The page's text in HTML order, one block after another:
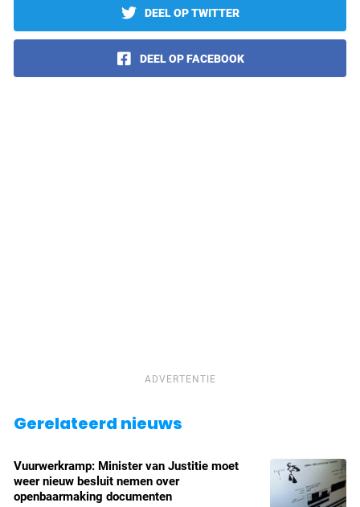
DEEL OP TWITTER
DEEL OP FACEBOOK
ADVERTENTIE
Gerelateerd nieuws
Vuurwerkramp: Minister van Justitie moet
weer nieuw besluit nemen over
openbaarmaking documenten